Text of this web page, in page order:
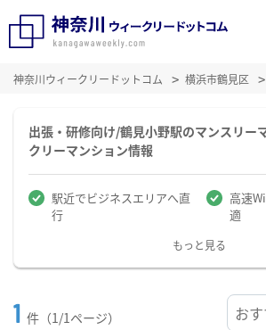
神奈川ウィークリードットコム 横浜市鶴見区
出張・研修向け/鶴見小野駅のマンスリー
クリーマンション情報
駅近でビジネスエリアへ直
行
高速
適
もっと見る
1 件（1/1ページ）